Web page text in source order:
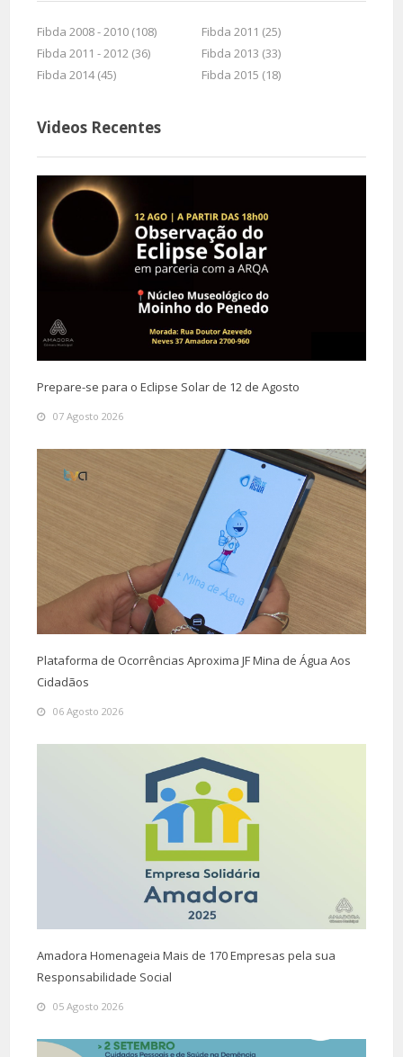
Fibda 2008 - 2010 (108)
Fibda 2011 (25)
Fibda 2011 - 2012 (36)
Fibda 2013 (33)
Fibda 2014 (45)
Fibda 2015 (18)
Videos Recentes
Prepare-se para o Eclipse Solar de 12 de Agosto
07 Agosto 2026
Plataforma de Ocorrências Aproxima JF Mina de Água Aos
Cidadãos
06 Agosto 2026
Amadora Homenageia Mais de 170 Empresas pela sua
Responsabilidade Social
05 Agosto 2026